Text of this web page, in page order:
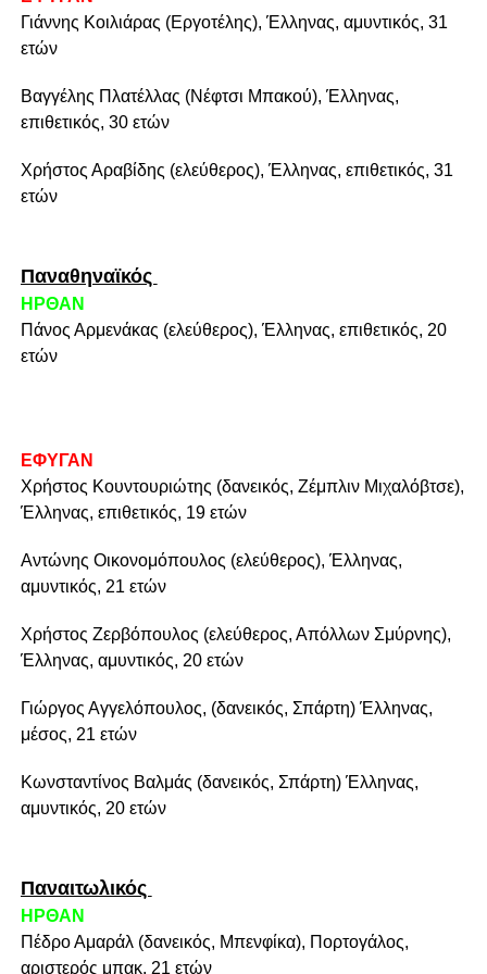
Γιάννης Κοιλιάρας (Εργοτέλης), Έλληνας, αμυντικός, 31
ετών
Βαγγέλης Πλατέλλας (Νέφτσι Μπακού), Έλληνας,
επιθετικός, 30 ετών
Χρήστος Αραβίδης (ελεύθερος), Έλληνας, επιθετικός, 31
ετών
Παναθηναϊκός
ΗΡΘΑΝ
Πάνος Αρμενάκας (ελεύθερος), Έλληνας, επιθετικός, 20
ετών
ΕΦΥΓΑΝ
Χρήστος Κουντουριώτης (δανεικός, Ζέμπλιν Μιχαλόβτσε),
Έλληνας, επιθετικός, 19 ετών
Αντώνης Οικονομόπουλος (ελεύθερος), Έλληνας,
αμυντικός, 21 ετών
Χρήστος Ζερβόπουλος (ελεύθερος, Απόλλων Σμύρνης),
Έλληνας, αμυντικός, 20 ετών
Γιώργος Αγγελόπουλος, (δανεικός, Σπάρτη) Έλληνας,
μέσος, 21 ετών
Κωνσταντίνος Βαλμάς (δανεικός, Σπάρτη) Έλληνας,
αμυντικός, 20 ετών
Παναιτωλικός
ΗΡΘΑΝ
Πέδρο Αμαράλ (δανεικός, Μπενφίκα), Πορτογάλος,
αριστερός μπακ, 21 ετών